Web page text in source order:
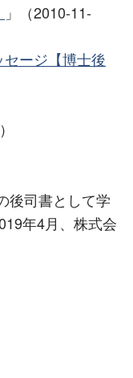
」（2010-11-
ージ【博士後
後司書として学
年4月、株式会